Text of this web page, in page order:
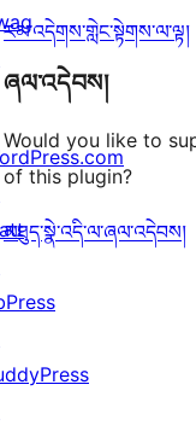
རམ་འདེགས་གླེང་སྟེགས་ལ་ལྟ།
ཞལ་འདེབས།
Would you like to
of this plugin?
མཐུད་སྣེ་འདི་ལ་ཞལ་འདེབས།